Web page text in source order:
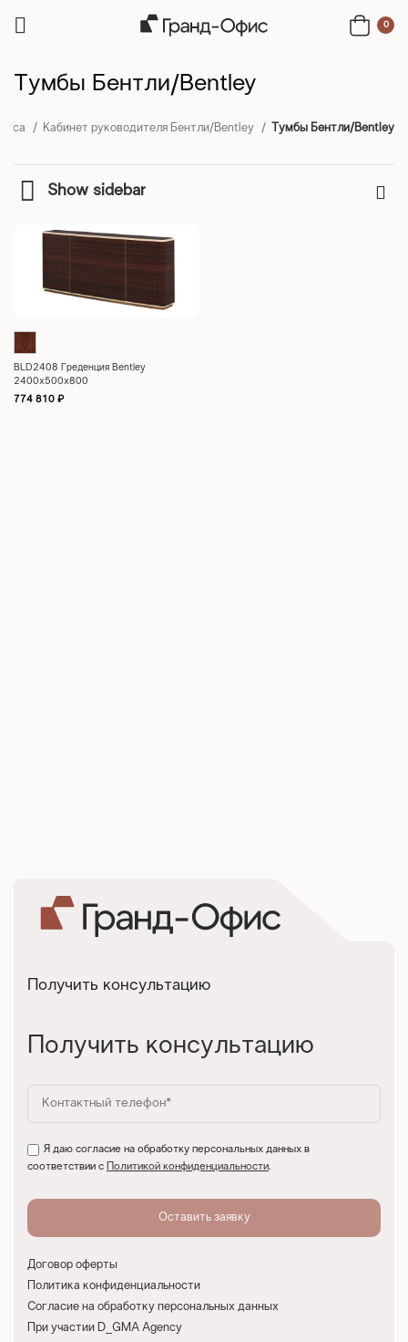
0
Тумбы Бентли/Bentley
Кабинет руководителя Бентли/Bentley Тумбы Бентли/Bentley
Show sidebar
BLD2408 Греденция Bentley
2400х500х800
774 810 ₽
Получить консультацию
Получить консультацию
Я даю согласие на обработку персональных данных в
соответствии с
Политикой конфиденциальности.
Договор оферты
Политика конфиденциальности
Согласие на обработку персональных данных
При участии D_GMA Agency